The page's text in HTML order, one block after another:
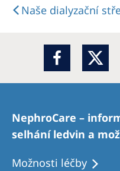
Naše dialyzační
NephroCare –
selhání ledvin a
Možnosti léčby